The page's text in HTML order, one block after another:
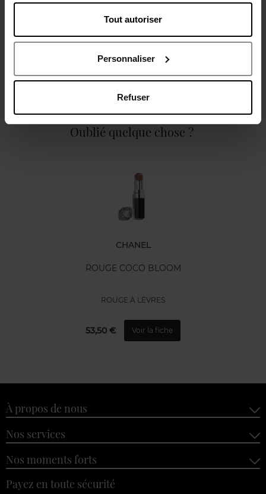
Tout autoriser
Personnaliser
Refuser
Caractéristiques
Oublié quelque chose ?
CHANEL
ROUGE COCO BLOOM
ROUGE À LÈVRES
53,50 € Voir la fiche
À propos de nous
Nos services
Nos moments forts
Payez en toute sécurité